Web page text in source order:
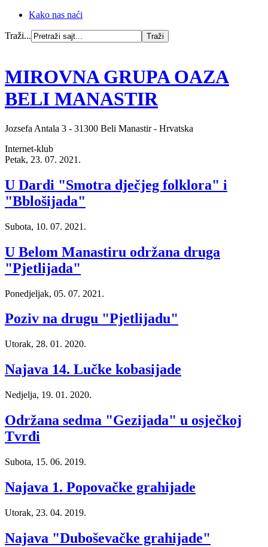
Kako nas naći
Traži...
MIROVNA GRUPA OAZA
BELI MANASTIR
Jozsefa Antala 3 - 31300 Beli Manastir - Hrvatska
Internet-klub
Petak, 23. 07. 2021.
U Dardi "Smotra dječjeg folklora" i
"Bblošijada"
Subota, 10. 07. 2021.
U Belom Manastiru održana druga
"Pjetlijada"
Ponedjeljak, 05. 07. 2021.
Poziv na drugu "Pjetlijadu"
Utorak, 28. 01. 2020.
Najava 14. Lučke kobasijade
Nedjelja, 19. 01. 2020.
Održana sedma "Gezijada" u osječkoj
Tvrđi
Subota, 15. 06. 2019.
Najava 1. Popovačke grahijade
Utorak, 23. 04. 2019.
Najava "Duboševačke grahijade"